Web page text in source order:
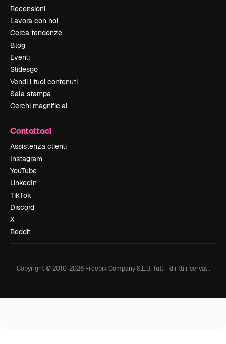
Recensioni
Lavora con noi
Cerca tendenze
Blog
Eventi
Slidesgo
Vendi i tuoi contenuti
Sala stampa
Cerchi magnific.ai
Contattaci
Assistenza clienti
Instagram
YouTube
LinkedIn
TikTok
Discord
X
Reddit
Copyright © 2010-2026Freepik Company S.L.U. Tutti i diritti riservati.